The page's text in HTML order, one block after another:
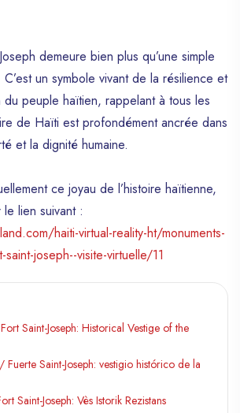
demeure bien plus qu’une simple
un symbole vivant de la résilience et
peuple haïtien, rappelant à tous les
de Haïti est profondément ancrée dans
et la dignité humaine.
ce joyau de l’histoire haïtienne,
lien suivant :
haiti-virtual-reality-ht/monuments-
joseph--visite-virtuelle/11
Saint-Joseph: Historical Vestige of the
Fuerte Saint-Joseph: vestigio histórico de la
Saint-Joseph: Vès Istorik Rezistans